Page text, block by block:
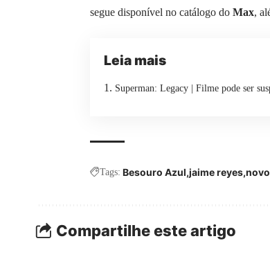
segue disponível no catálogo do Max,
Leia mais
Superman: Legacy | Filme pode ser
Tags: Besouro Azul jaime reyes
Compartilhe este artigo